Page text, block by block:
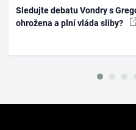
Sledujte debatu Vondry s
ohrožena a plní vláda sliby?